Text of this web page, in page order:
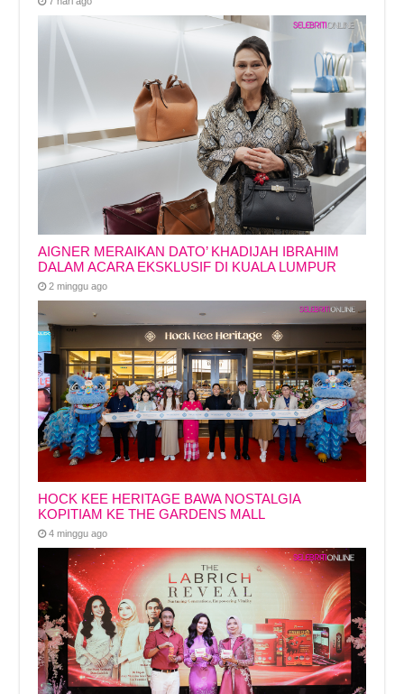
AIGNER MERAIKAN DATO’ KHADIJAH IBRAHIM
DALAM ACARA EKSKLUSIF DI KUALA LUMPUR
2 minggu ago
HOCK KEE HERITAGE BAWA NOSTALGIA
KOPITIAM KE THE GARDENS MALL
4 minggu ago